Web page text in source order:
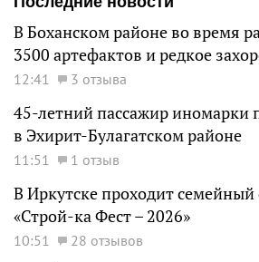
В Боханском районе во время
3500 артефактов и редкое
12:41 3 отзыва
45-летний пассажир иномарки
в Эхирит-Булагатском районе
11:51 1 отзыв
В Иркутске проходит семейный
«Строй-ка Фест – 2026»
10:51 28 отзывов